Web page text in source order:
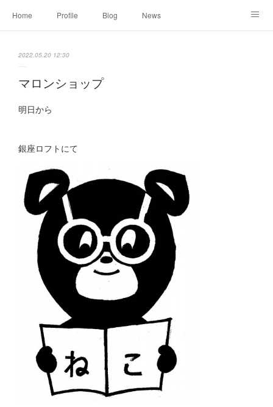
Home Profile Blog News
2022.05.20 12:30
マロンショップ
明日から
銀座ロフトにて